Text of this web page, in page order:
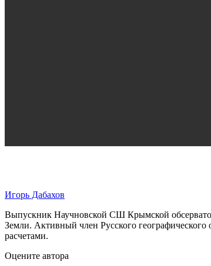
Игорь Дабахов
Выпускник Научновской СШ Крымской
Земли. Активный член Русского
расчетами.
Оцените автора